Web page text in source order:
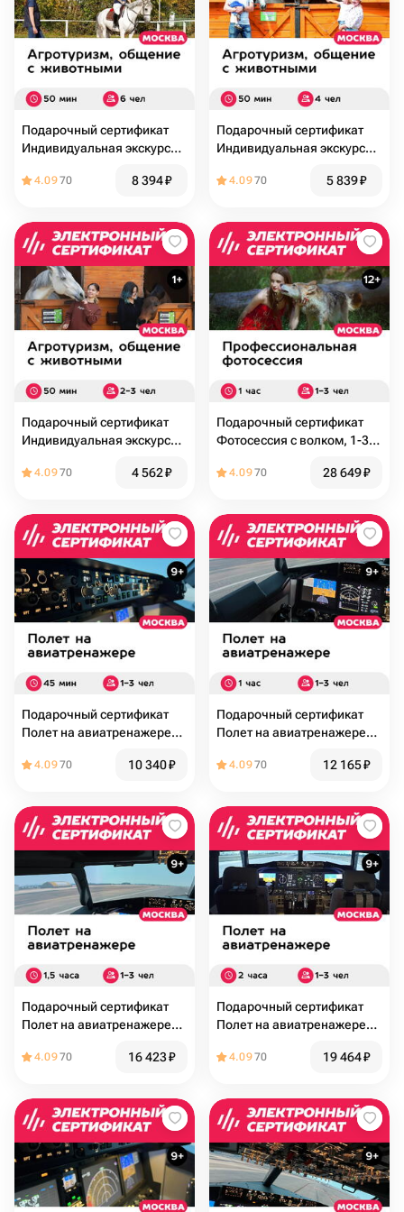
Подарочный сертификат
Индивидуальная экскурсия
верхом, до 6 чел. (50
4.0970 8 394₽
Подарочный сертификат
Индивидуальная экскурсия
верхом, до 4 чел. (50
4.0970 5 839₽
Подарочный сертификат
Индивидуальная экскурсия
верхом, до 3 чел. (50
4.0970 4 562₽
Подарочный сертификат
Фотосессия с волком, 1-3
область)
4.0970 28 649₽
Подарочный сертификат
Полет на авиатренажере
45 мин., 1-3 чел., выходные
4.0970 10 340₽
Подарочный сертификат
Полет на авиатренажере
1 час, 1-3 чел., выходные
4.0970 12 165₽
Подарочный сертификат
Полет на авиатренажере
1,5 часа, 1-3 чел, выходные
4.0970 16 423₽
Подарочный сертификат
Полет на авиатренажере
2 часа, 1-3 чел., выходные
4.0970 19 464₽